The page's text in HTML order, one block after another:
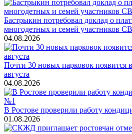
Бастрыкин потребовал доклад о
многодетных и семей участников
04.08.2026
Почти 30 новых парковок появится
августа
04.08.2026
В Ростове проверили работу
01.08.2026